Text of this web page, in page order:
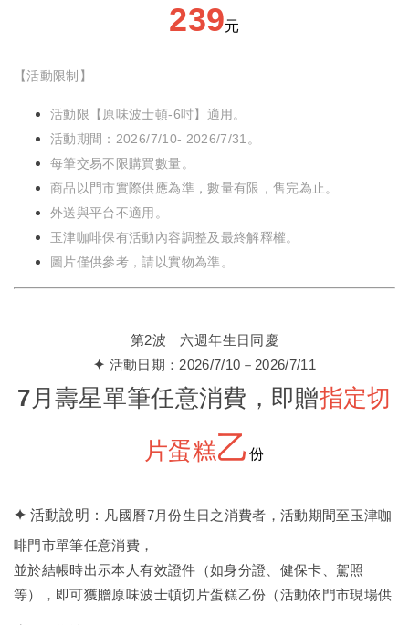
239元
【活動限制】
活動限【原味波士頓-6吋】適用。
活動期間：2026/7/10- 2026/7/31。
每筆交易不限購買數量。
商品以門市實際供應為準，數量有限，售完為止。
外送與平台不適用。
玉津咖啡保有活動內容調整及最終解釋權。
圖片僅供參考，請以實物為準。
第2波｜六週年生日同慶
✦ 活動日期：2026/7/10－2026/7/11
7月壽星單筆任意消費，即贈指定切
片蛋糕乙份
✦ 活動說明： 凡國曆7月份生日之消費者，活動期間至玉津咖
啡門市單筆任意消費，
並於結帳時出示本人有效證件（如身分證、健保卡、駕照
等），即可獲贈原味波士頓切片蛋糕乙份（活動依門市現場供